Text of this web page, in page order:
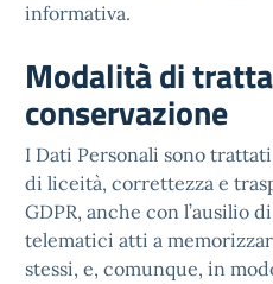
informativa.
Modalità di
conservazione
I Dati Personali sono
di liceità, correttezza e
GDPR, anche con l’ausilio
telematici atti a
stessi, e, comunque, in